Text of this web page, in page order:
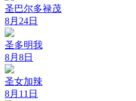
圣巴尔多禄茂
8月24日
圣多明我
8月8日
圣女加辣
8月11日